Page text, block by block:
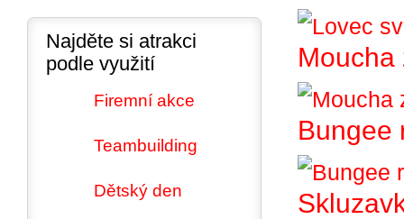
Moucha
Bungee
Najděte si atrakci
podle využití
Firemní akce
Teambuilding
Dětský den